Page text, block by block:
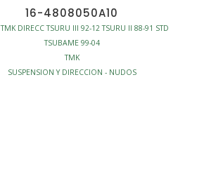
16-4808050A10
DIRECC TSURU III 92-12 TSURU II 88-91 STD
TSUBAME 99-04
TMK
SUSPENSION Y DIRECCION - NUDOS